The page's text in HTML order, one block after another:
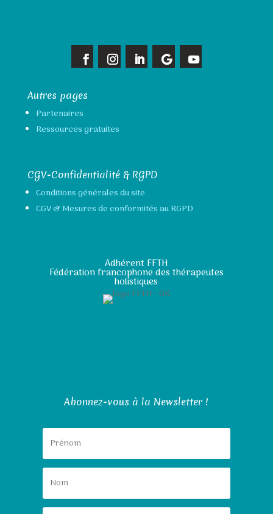
Autres pages
Partenaires
Ressources gratuites
CGV-Confidentialité & RGPD
Conditions générales du site
CGV & Mesures de conformités au RGPD
Adhérent FFTH
Fédération francophone des thérapeutes
holistiques
Abonnez-vous à la Newsletter !